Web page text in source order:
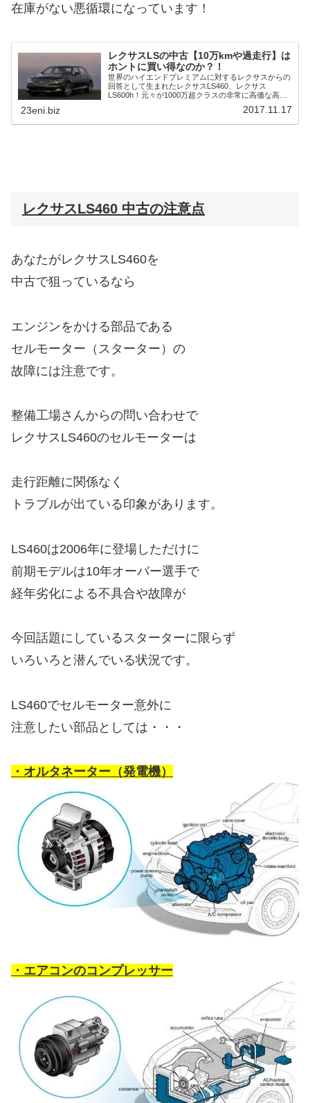
在庫がない悪循環になっています！
レクサスLSの中古【10万kmや過走行】は
ホントに買い得なのか？！
世界のハイエンドプレミアムに対するレクサスからの
回答として生まれたレクサスLS460、レクサス
LS600h！元々が1000万超クラスの非常に高価な高級
い得プライスの個体もありますがそんな激安...
23eni.biz 2017.11.17
レクサスLS460 中古の注意点
あなたがレクサスLS460を
中古で狙っているなら
エンジンをかける部品である
セルモーター（スターター）の
故障には注意です。
整備工場さんからの問い合わせで
レクサスLS460のセルモーターは
走行距離に関係なく
トラブルが出ている印象があります。
LS460は2006年に登場しただけに
前期モデルは10年オーバー選手で
経年劣化による不具合や故障が
今回話題にしているスターターに限らず
いろいろと潜んでいる状況です。
LS460でセルモーター意外に
注意したい部品としては・・・
・オルタネーター（発電機）
・エアコンのコンプレッサー